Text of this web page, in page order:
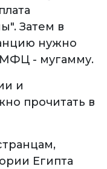
Затем в
нужно
МФЦ - мугамму.
и
прочитать в
Египта